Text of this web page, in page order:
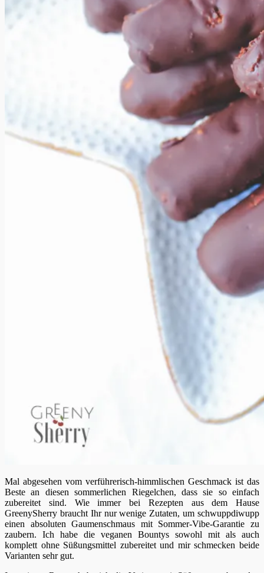
Mal abgesehen vom verführerisch-himmlischen Geschmack ist das
Beste an diesen sommerlichen Riegelchen, dass sie so einfach
zubereitet sind. Wie immer bei Rezepten aus dem Hause
GreenySherry braucht Ihr nur wenige Zutaten, um schwuppdiwupp
einen absoluten Gaumenschmaus mit Sommer-Vibe-Garantie zu
zaubern. Ich habe die veganen Bountys sowohl mit als auch
komplett ohne Süßungsmittel zubereitet und mir schmecken beide
Varianten sehr gut.